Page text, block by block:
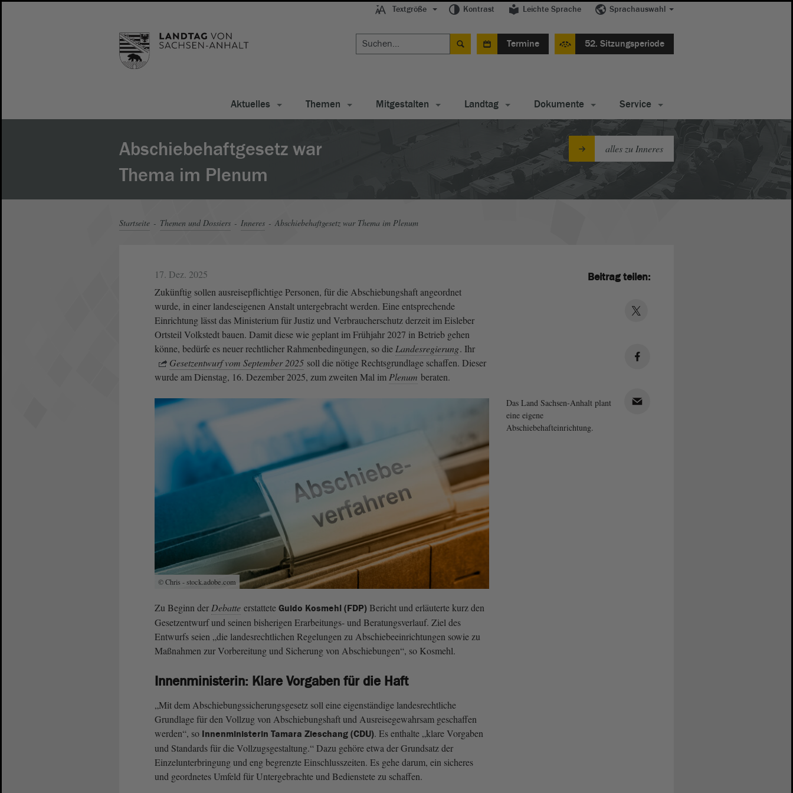
Textgröße Kontrast Leichte Sprache Sprachauswahl
Termine 52. Sitzungsperiode
Aktuelles Themen Mitgestalten Landtag Dokumente Service
Abschiebehaftgesetz war
Thema im Plenum
alles zu Inneres
Startseite Themen und Dossiers Inneres Abschiebehaftgesetz war Thema im Plenum
17. Dez. 2025
Zukünftig sollen ausreisepflichtige Personen, für die Abschiebungshaft angeordnet
wurde, in einer landeseigenen Anstalt untergebracht werden. Eine entsprechende
Einrichtung lässt das Ministerium für Justiz und Verbraucherschutz derzeit im Eisleber
Ortsteil Volkstedt bauen. Damit diese wie geplant im Frühjahr 2027 in Betrieb gehen
könne, bedürfe es neuer rechtlicher Rahmenbedingungen, so die Landesregierung. Ihr
Gesetzentwurf vom September 2025 soll die nötige Rechtsgrundlage schaffen. Dieser
wurde am Dienstag, 16. Dezember 2025, zum zweiten Mal im Plenum beraten.
© Chris - stock.adobe.com
Das Land Sachsen-Anhalt plant
eine eigene
Abschiebehafteinrichtung.
Zu Beginn derDebatte erstattete Guido Kosmehl (FDP) Bericht und erläuterte kurz den
Gesetzentwurf und seinen bisherigen Erarbeitungs- und Beratungsverlauf. Ziel des
Entwurfs seien „die landesrechtlichen Regelungen zu Abschiebeeinrichtungen sowie zu
Maßnahmen zur Vorbereitung und Sicherung von Abschiebungen“, so Kosmehl.
Innenministerin: Klare Vorgaben für die Haft
„Mit dem Abschiebungssicherungsgesetz soll eine eigenständige landesrechtliche
Grundlage für den Vollzug von Abschiebungshaft und Ausreisegewahrsam geschaffen
werden“, so Innenministerin Tamara Zieschang (CDU). Es enthalte „klare Vorgaben
und Standards für die Vollzugsgestaltung.“ Dazu gehöre etwa der Grundsatz der
Einzelunterbringung und eng begrenzte Einschlusszeiten. Es gehe darum, ein sicheres
und geordnetes Umfeld für Untergebrachte und Bedienstete zu schaffen.
Beitrag teilen: